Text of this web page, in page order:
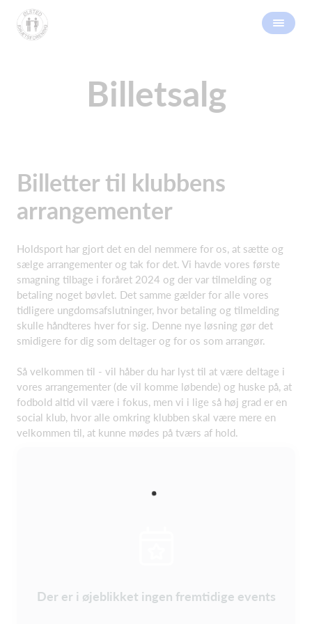
Billetsalg
Billetter til klubbens
arrangementer
Holdsport har gjort det en del nemmere for os, at sætte og
sælge arrangementer og tak for det. Vi havde vores første
smagning tilbage i foråret 2024 og der var tilmelding og
betaling noget bøvlet. Det samme gælder for alle vores
tidligere ungdomsafslutninger, hvor betaling og tilmelding
skulle håndteres hver for sig. Denne nye løsning gør det
smidigere for dig som deltager og for os som arrangør.
Så velkommen til - vil håber du har lyst til at være deltage i
vores arrangementer (de vil komme løbende) og huske på, at
fodbold altid vil være i fokus, men vi i lige så høj grad er en
social klub, hvor alle omkring klubben skal være mere en
velkommen til, at kunne mødes på tværs af hold.
Der er i øjeblikket ingen fremtidige events